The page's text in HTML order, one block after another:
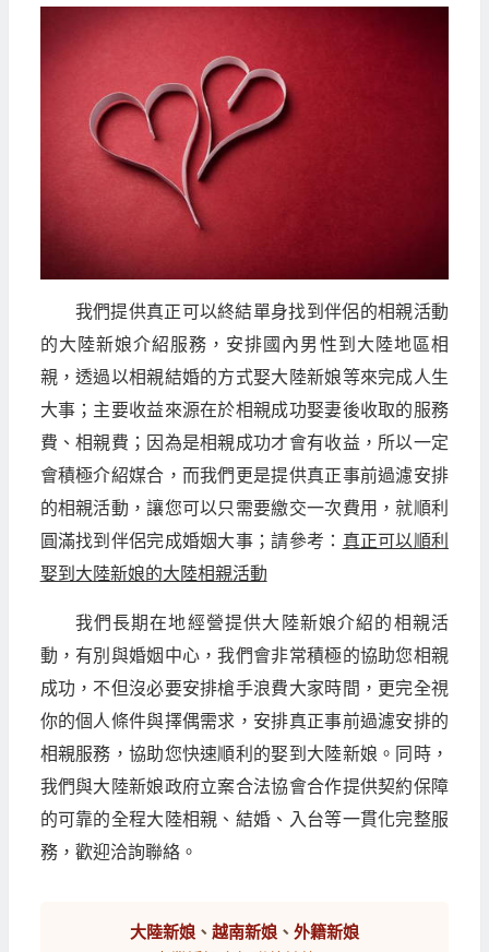
我們提供真正可以終結單身找到伴侶的相親活動
的大陸新娘介紹服務，安排國內男性到大陸地區相
親，透過以相親結婚的方式娶大陸新娘等來完成人生
大事；主要收益來源在於相親成功娶妻後收取的服務
費、相親費；因為是相親成功才會有收益，所以一定
會積極介紹媒合，而我們更是提供真正事前過濾安排
的相親活動，讓您可以只需要繳交一次費用，就順利
圓滿找到伴侶完成婚姻大事；請參考： 真正可以順利
娶到大陸新娘的大陸相親活動
我們長期在地經營提供大陸新娘介紹的相親活
動，有別與婚姻中心，我們會非常積極的協助您相親
成功，不但沒必要安排槍手浪費大家時間，更完全視
你的個人條件與擇偶需求，安排真正事前過濾安排的
相親服務，協助您快速順利的娶到大陸新娘。同時，
我們與大陸新娘政府立案合法協會合作提供契約保障
的可靠的全程大陸相親、結婚、入台等一貫化完整服
務，歡迎洽詢聯絡。
大陸新娘、 越南新娘、 外籍新娘